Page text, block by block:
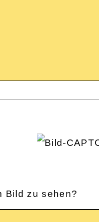
Bild zu sehen?